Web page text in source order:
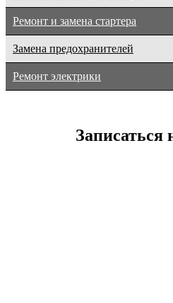
Ремонт и замена стартера
Замена предохранителей
Ремонт электрики
Записаться